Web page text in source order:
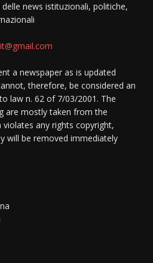
news istituzionali, politiche,
a newspaper as is updated
therefore, be considered an
law n. 62 of 7/03/2001. The
are mostly taken from the
any rights copyright,
will be removed immediately